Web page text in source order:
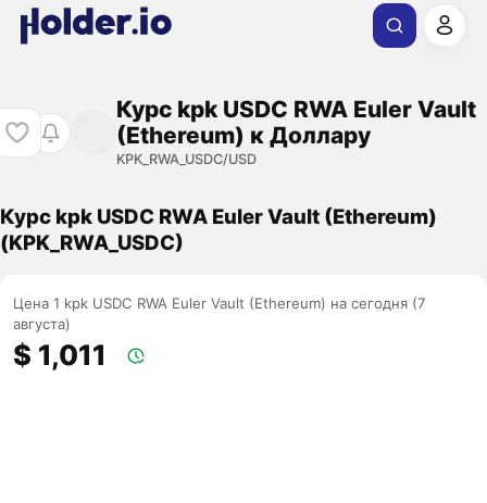
Курс kpk USDC RWA Euler Vault
(Ethereum) к Доллару
KPK_RWA_USDC/USD
Курс kpk USDC RWA Euler Vault (Ethereum)
(KPK_RWA_USDC)
Цена 1 kpk USDC RWA Euler Vault (Ethereum) на сегодня (7
августа)
$ 1,011